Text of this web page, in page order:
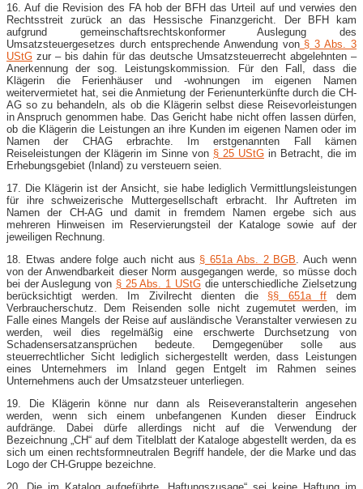
16. Auf die Revision des FA hob der BFH das Urteil auf und verwies den
Rechtsstreit zurück an das Hessische Finanzgericht. Der BFH kam
aufgrund gemeinschaftsrechtskonformer Auslegung des
Umsatzsteuergesetzes durch entsprechende Anwendung von§ 3 Abs. 3
UStG zur – bis dahin für das deutsche Umsatzsteuerrecht abgelehnten –
Anerkennung der sog. Leistungskommission. Für den Fall, dass die
Klägerin die Ferienhäuser und -wohnungen im eigenen Namen
weitervermietet hat, sei die Anmietung der Ferienunterkünfte durch die CH-
AG so zu behandeln, als ob die Klägerin selbst diese Reisevorleistungen
in Anspruch genommen habe. Das Gericht habe nicht offen lassen dürfen,
ob die Klägerin die Leistungen an ihre Kunden im eigenen Namen oder im
Namen der CHAG erbrachte. Im erstgenannten Fall kämen
Reiseleistungen der Klägerin im Sinne von § 25 UStG in Betracht, die im
Erhebungsgebiet (Inland) zu versteuern seien.
17. Die Klägerin ist der Ansicht, sie habe lediglich Vermittlungsleistungen
für ihre schweizerische Muttergesellschaft erbracht. Ihr Auftreten im
Namen der CH-AG und damit in fremdem Namen ergebe sich aus
mehreren Hinweisen im Reservierungsteil der Kataloge sowie auf der
jeweiligen Rechnung.
18. Etwas andere folge auch nicht aus § 651a Abs. 2 BGB . Auch wenn
von der Anwendbarkeit dieser Norm ausgegangen werde, so müsse doch
bei der Auslegung von § 25 Abs. 1 UStGdie unterschiedliche Zielsetzung
berücksichtigt werden. Im Zivilrecht dienten die §§ 651a ff dem
Verbraucherschutz. Dem Reisenden solle nicht zugemutet werden, im
Falle eines Mangels der Reise auf ausländische Veranstalter verwiesen zu
werden, weil dies regelmäßig eine erschwerte Durchsetzung von
Schadensersatzansprüchen bedeute. Demgegenüber solle aus
steuerrechtlicher Sicht lediglich sichergestellt werden, dass Leistungen
eines Unternehmers im Inland gegen Entgelt im Rahmen seines
Unternehmens auch der Umsatzsteuer unterliegen.
19. Die Klägerin könne nur dann als Reiseveranstalterin angesehen
werden, wenn sich einem unbefangenen Kunden dieser Eindruck
aufdränge. Dabei dürfe allerdings nicht auf die Verwendung der
Bezeichnung „CH“ auf dem Titelblatt der Kataloge abgestellt werden, da es
sich um einen rechtsformneutralen Begriff handele, der die Marke und das
Logo der CH-Gruppe bezeichne.
20. Die im Katalog aufgeführte „Haftungszusage“ sei keine Haftung im